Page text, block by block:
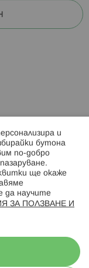
и
бутона
по-добро
ще окаже
да научите
ЗА ПОЛЗВАНЕ И